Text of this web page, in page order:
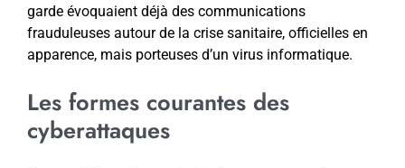
garde évoquaient déjà des communications
frauduleuses autour de la crise sanitaire, officielles en
apparence, mais porteuses d’un virus informatique.
Les formes courantes des
cyberattaques